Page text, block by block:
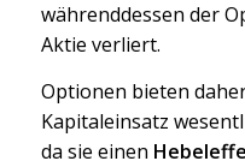
währenddessen der
Aktie verliert.
Optionen bieten
Kapitaleinsatz
da sie einen